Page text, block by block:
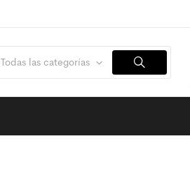
Todas las categorías